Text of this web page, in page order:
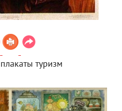
туризм